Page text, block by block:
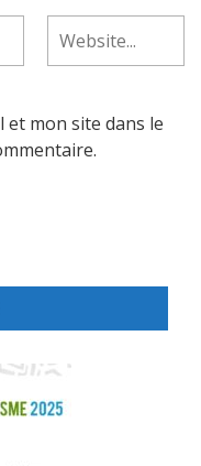
mon site dans le